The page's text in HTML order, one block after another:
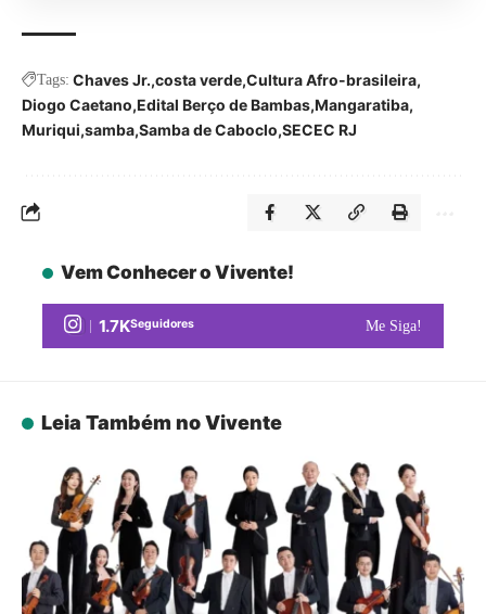
Tags: Chaves Jr. costa verde Cultura Afro-brasileira
Diogo Caetano Edital Berço de Bambas Mangaratiba
Muriqui samba Samba de Caboclo SECEC RJ
Vem Conhecer o Vivente!
1.7KSeguidores Me Siga!
Leia Também no Vivente